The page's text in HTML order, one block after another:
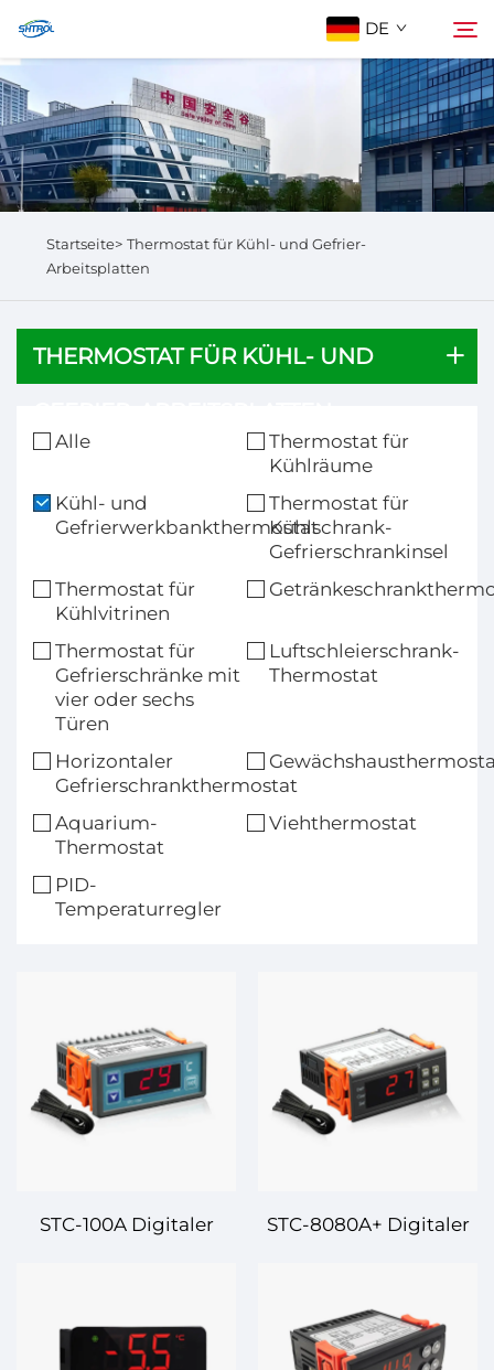
DE
Über Uns
Produkte
Kontaktieren Sie Uns
Suchen
Startseite> Thermostat für Kühl- und Gefrier-
Arbeitsplatten
THERMOSTAT FÜR KÜHL- UND
Alle
Thermostat für
Kühlräume
Kühl- und
Gefrierwerkbankthermostat
Thermostat für
Kühlschrank-
Gefrierschrankinsel
Thermostat für
Kühlvitrinen
Thermostat für
Gefrierschränke mit
vier oder sechs
Türen
Luftschleierschrank-
Thermostat
Horizontaler
Gefrierschrankthermostat
Aquarium-
Thermostat
Viehthermostat
PID-
Temperaturregler
STC-100A Digitaler
Präzise, zuverlässige
Temperatursteuerung
STC-8080A+ Digitaler
und vielseitig